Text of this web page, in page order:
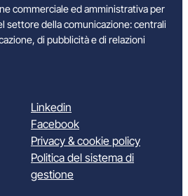
commerciale ed amministrativa per
settore della comunicazione: centrali
di pubblicità e di relazioni
Linkedin
Facebook
Privacy & cookie policy
Politica del sistema di
gestione